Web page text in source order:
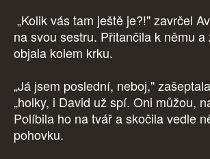
„Kolik vás tam ještě je?!" zavrčel
na svou sestru. Přitančila k němu a
objala kolem krku.
„Já jsem poslední, neboj,"
„holky, i David už spí. Oni můžou,
Políbila ho na tvář a skočila vedle
pohovku.